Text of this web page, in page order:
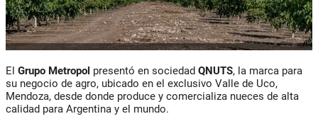
El Grupo Metropol presentó en sociedad QNUTS, la marca para
su negocio de agro, ubicado en el exclusivo Valle de Uco,
Mendoza, desde donde produce y comercializa nueces de alta
calidad para Argentina y el mundo.